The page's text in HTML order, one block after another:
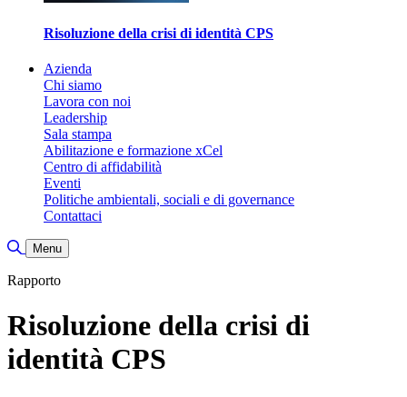
Risoluzione della crisi di identità CPS
Azienda
Chi siamo
Lavora con noi
Leadership
Sala stampa
Abilitazione e formazione xCel
Centro di affidabilità
Eventi
Politiche ambientali, sociali e di governance
Contattaci
Attiva/disattiva ricerca
Menu
Rapporto
Risoluzione della crisi di
identità CPS